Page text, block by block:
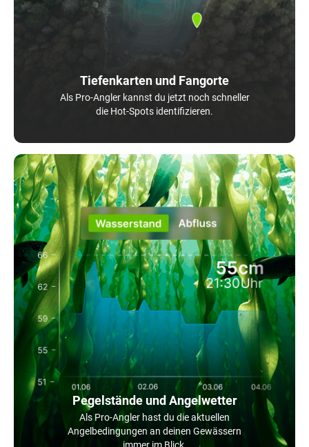
Tiefenkarten und Fangorte
Als Pro-Angler kannst du jetzt noch schneller
die Hot-Spots identifizieren.
Pegelstände und Angelwetter
Als Pro-Angler hast du die aktuellen
Angelbedingungen an deinen Gewässern
immer im Blick.